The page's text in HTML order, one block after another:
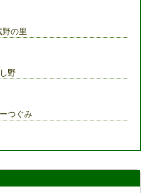
の里
野
つぐみ